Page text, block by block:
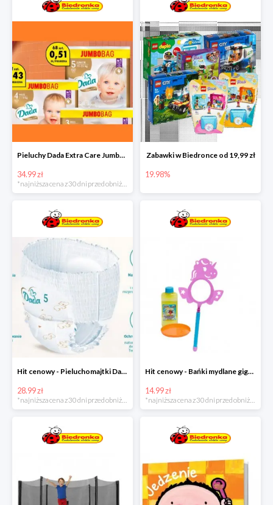
Pieluchy Dada Extra Care Jumbo Bag w super cenie
34.99 zł
*najniższa cena z 30 dni przed obniżką
Zabawki w Biedronce od 19,99 zł
19.98%
Hit cenowy - Pieluchomajtki Dada Pants
28.99 zł
Hit cenowy - Bańki mydlane gigant lub płyn uzupełniający
14.99 zł